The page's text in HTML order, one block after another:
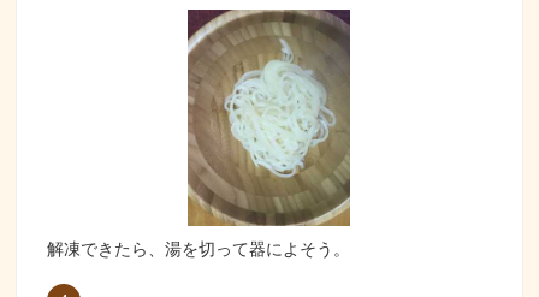
解凍できたら、湯を切って器によそう。